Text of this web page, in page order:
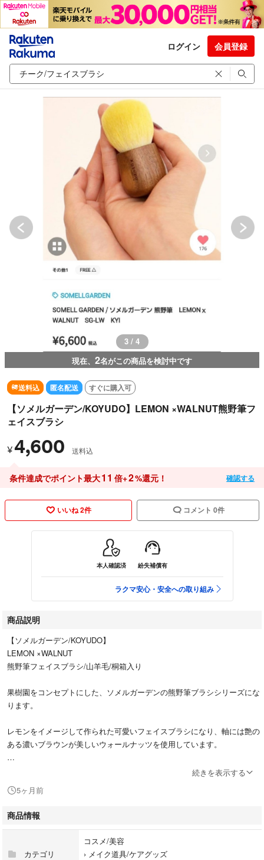
ログイン 会員登録
3 / 4
現在、 2名がこの商品を検討中です
送料込 匿名配送 すぐに購入可
【ソメルガーデン/KOYUDO】LEMON ×WALNUT熊野筆フ
ェイスブラシ
¥4,600 送料込
条件達成でポイント最大11 倍+2%還元！ 確認する
いいね 2件 コメント 0件
本人確認済 紛失補償有
ラクマ安心・安全への取り組み
商品説明
【ソメルガーデン/KOYUDO】
LEMON ×WALNUT
熊野筆フェイスブラシ/山羊毛/桐箱入り
果樹園をコンセプトにした、ソメルガーデンの熊野筆ブラシシリーズにな
ります。
レモンをイメージして作られた可愛いフェイスブラシになり、軸には艶の
ある濃いブラウンが美しいウォールナッツを使用しています。
【軸】37㎜
【毛質】山羊毛
続きを表示する
5ヶ月前
商品情報
カテゴリ
コスメ/美容
› メイク道具/ケアグッズ